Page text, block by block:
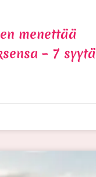
menettää
– 7 syytä